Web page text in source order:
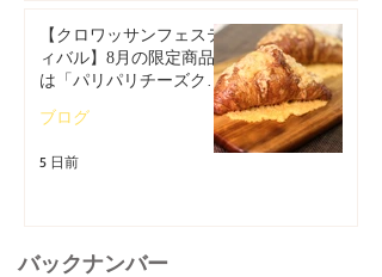
【クロワッサンフェステ
ィバル】8月の限定商品
は「パリパリチーズクロ
ブログ
5 日前
バックナンバー